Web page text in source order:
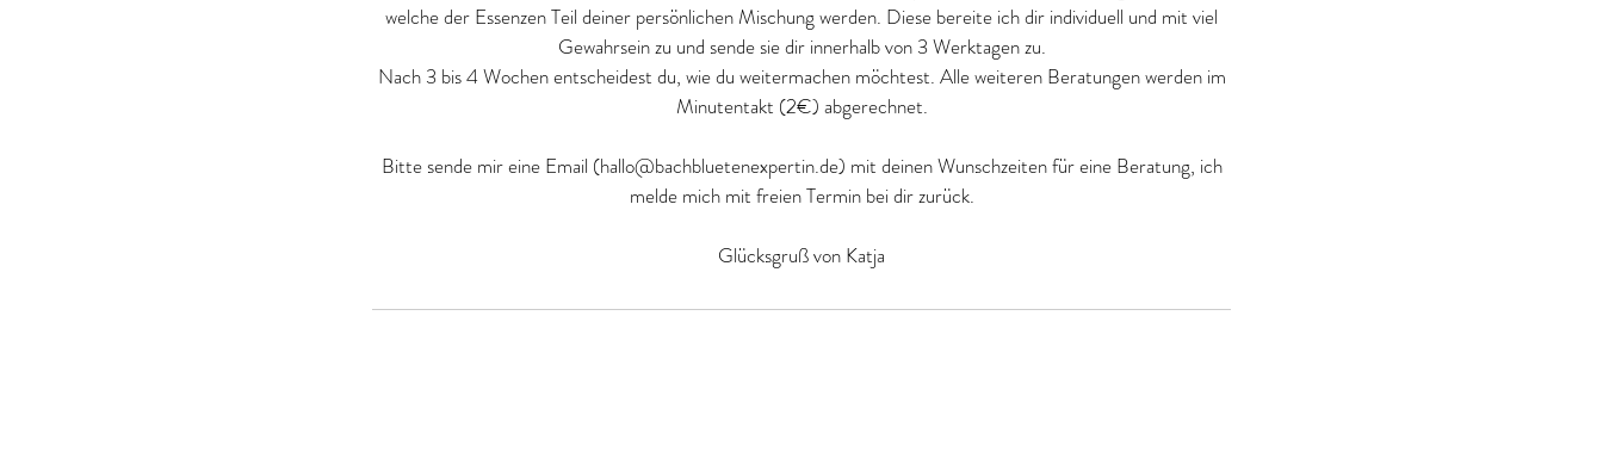
welche der Essenzen Teil deiner persönlichen Mischung werden. Diese bereite ich dir individuell und mit viel
Gewahrsein zu und sende sie dir innerhalb von 3 Werktagen zu.
Nach 3 bis 4 Wochen entscheidest du, wie du weitermachen möchtest. Alle weiteren Beratungen werden im
Minutentakt (2€) abgerechnet.
Bitte sende mir eine Email (hallo@bachbluetenexpertin.de) mit deinen Wunschzeiten für eine Beratung, ich
melde mich mit freien Termin bei dir zurück.
Glücksgruß von Katja